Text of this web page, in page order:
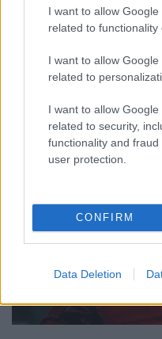
I want to allow
related to functionality
I want to allow
related to
I want to allow
related to security,
functionality and
user protection.
CONFIRM
Data Deletion
beszélgettünk.
Baján Miss Saigon,
Születésnapomra egy
kedvesem, és a kezemet